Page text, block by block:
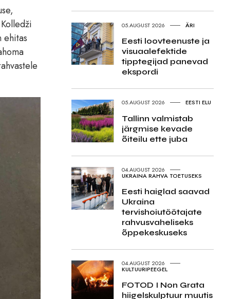
05.AUGUST 2026 ÄRI
Eesti loovteenuste ja
visuaalefektide
tipptegijad panevad
ekspordi
05.AUGUST 2026 EESTI ELU
Tallinn valmistab
järgmise kevade
õiteilu ette juba
04.AUGUST 2026
UKRAINA RAHVA TOETUSEKS
Eesti haiglad saavad
Ukraina
tervishoiutöötajate
rahvusvaheliseks
õppekeskuseks
04.AUGUST 2026
KULTUURIPEEGEL
FOTOD I Non Grata
hiigelskulptuur muutis